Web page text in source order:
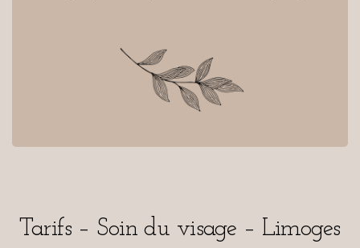
Tarifs – Soin du visage – Limoges